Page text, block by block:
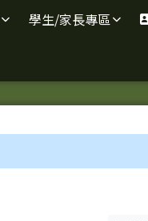
學生/家長專區